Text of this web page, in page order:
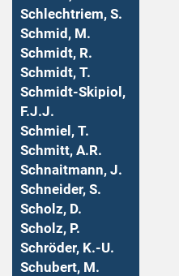
Schlechtriem, S.
Schmid, M.
Schmidt, R.
Schmidt, T.
Schmidt-Skipiol,
F.J.J.
Schmiel, T.
Schmitt, A.R.
Schnaitmann, J.
Schneider, S.
Scholz, D.
Scholz, P.
Schröder, K.-U.
Schubert, M.